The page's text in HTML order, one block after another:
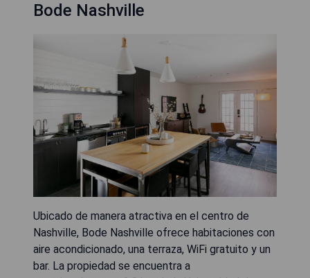
Bode Nashville
Ubicado de manera atractiva en el centro de
Nashville, Bode Nashville ofrece habitaciones con
aire acondicionado, una terraza, WiFi gratuito y un
bar. La propiedad se encuentra a